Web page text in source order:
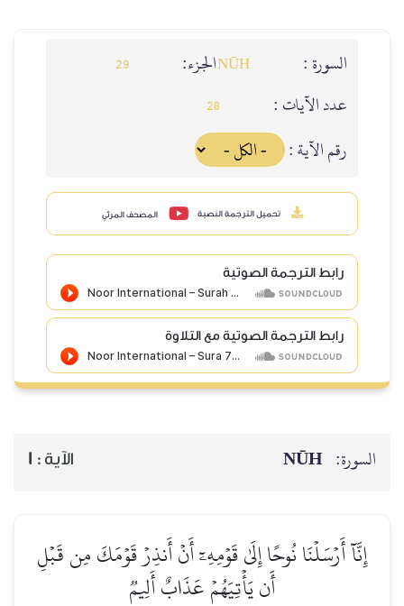
السورة : NŪHالجزء: 29
عدد الآيات : 28
رقم الآية :
تحميل الترجمة النصية المصحف المرئي
رابط الترجمة الصوتية
رابط الترجمة الصوتية مع التلاوة
السورة: NŪH الآية : 1
إِنَّآ أَرۡسَلۡنَا نُوحًا إِلَىٰ قَوۡمِهِۦٓ أَنۡ أَنذِرۡ قَوۡمَكَ مِن قَبۡلِ
أَن يَأۡتِيَهُمۡ عَذَابٌ أَلِيمٞ